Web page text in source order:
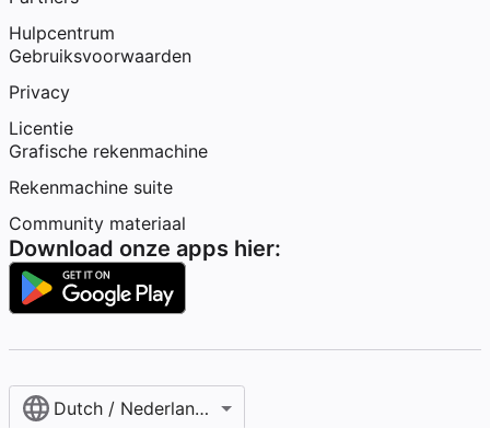
Hulpcentrum
Gebruiksvoorwaarden
Privacy
Licentie
Grafische rekenmachine
Rekenmachine suite
Community materiaal
Download onze apps hier:
Dutch / Nederlands‎ (België)‎